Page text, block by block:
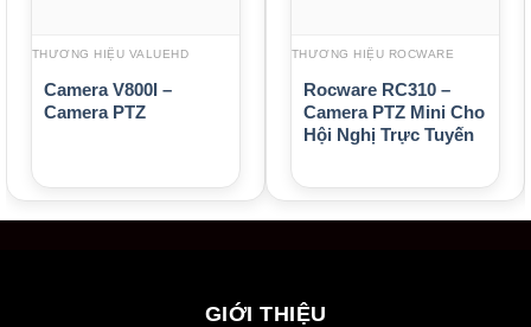
THƯƠNG HIỆU VALUEHD
Camera V800I –
Camera PTZ
THƯƠNG HIỆU ROCWARE
Rocware RC310 –
Camera PTZ Mini Cho
Hội Nghị Trực Tuyến
GIỚI THIỆU